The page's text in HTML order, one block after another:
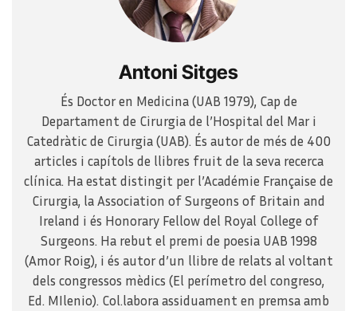
Antoni Sitges
És Doctor en Medicina (UAB 1979), Cap de
Departament de Cirurgia de l’Hospital del Mar i
Catedràtic de Cirurgia (UAB). És autor de més de 400
articles i capítols de llibres fruit de la seva recerca
clínica. Ha estat distingit per l’Académie Française de
Cirurgia, la Association of Surgeons of Britain and
Ireland i és Honorary Fellow del Royal College of
Surgeons. Ha rebut el premi de poesia UAB 1998
(Amor Roig), i és autor d’un llibre de relats al voltant
dels congressos mèdics (El perímetro del congreso,
Ed. MIlenio). Col.labora assiduament en premsa amb